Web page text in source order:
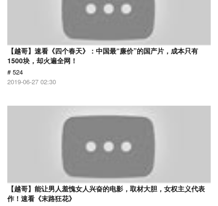
【越哥】速看《四个春天》：中国最“廉价”的国产片，成本只有
1500块，却火遍全网！
# 524
2019-06-27 02:30
【越哥】能让男人羞愧女人兴奋的电影，取材大胆，女权主义代表
作！速看《末路狂花》